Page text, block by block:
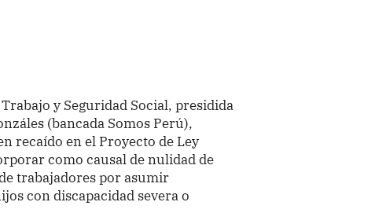
y Seguridad Social, presidida
(bancada Somos Perú),
recaído en el Proyecto de Ley
como causal de nulidad de
trabajadores por asumir
con discapacidad severa o